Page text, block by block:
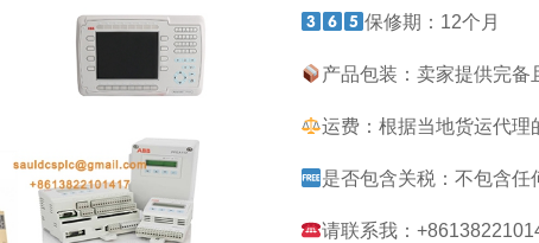
保修期：12个月
产品包装：卖家提供完备
运费：根据当地货运代理
是否包含关税：不包含任
请联系我：